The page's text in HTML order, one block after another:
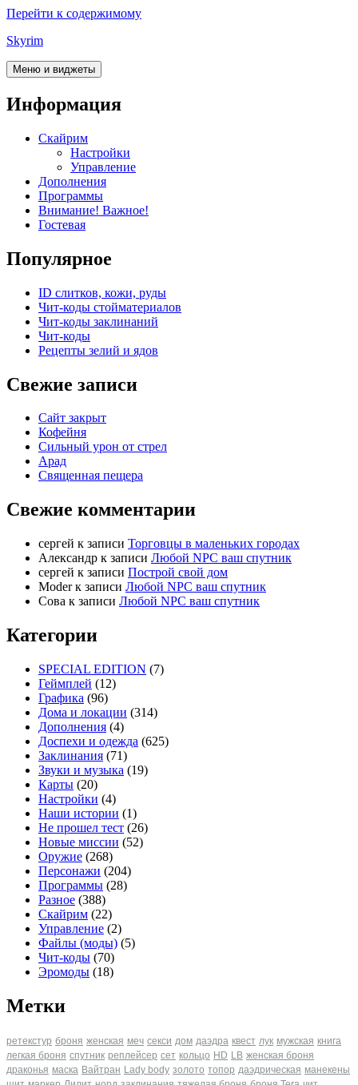
Перейти к содержимому
Skyrim
Меню и виджеты
Информация
Скайрим
Настройки
Управление
Дополнения
Программы
Внимание! Важное!
Гостевая
Популярное
ID слитков, кожи, руды
Чит-коды стойматериалов
Чит-коды заклинаний
Чит-коды
Рецепты зелий и ядов
Свежие записи
Сайт закрыт
Кофейня
Cильный урон от стрел
Арад
Священная пещера
Свежие комментарии
cергей к записи Торговцы в маленьких городах
Александр к записи Любой NPC ваш спутник
cергей к записи Построй свой дом
Moderк записи Любой NPC ваш спутник
Сова к записи Любой NPC ваш спутник
Категории
SPECIAL EDITION (7)
Геймплей (12)
Графика (96)
Дома и локации (314)
Дополнения (4)
Доспехи и одежда (625)
Заклинания (71)
Звуки и музыка (19)
Карты (20)
Настройки (4)
Наши истории (1)
Не прошел тест (26)
Новые миссии (52)
Оружие (268)
Персонажи (204)
Программы (28)
Разное (388)
Скайрим (22)
Управление (2)
Файлы (моды) (5)
Чит-коды (70)
Эромоды (18)
Метки
ретекстур броня женская меч секси дом даэдра квест лук мужская книга
легкая броня спутник реплейсер сет кольцо HD LB женская броня
драконья маска Вайтран Lady body золото топор даэдрическая манекены